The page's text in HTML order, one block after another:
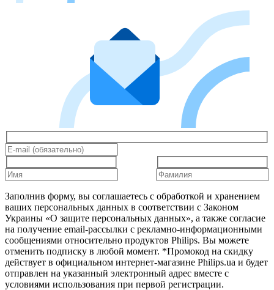
Заполнив форму, вы соглашаетесь с обработкой и хранением
ваших персональных данных в соответствии с Законом
Украины «О защите персональных данных», а также согласие
на получение email-рассылки с рекламно-информационными
сообщениями относительно продуктов Philips. Вы можете
отменить подписку в любой момент. *Промокод на скидку
действует в официальном интернет-магазине Philips.ua и будет
отправлен на указанный электронный адрес вместе с
условиями использования при первой регистрации.